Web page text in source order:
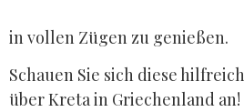
in vollen Zügen zu genießen.
Schauen Sie sich diese
über Kreta in Griechenland an!